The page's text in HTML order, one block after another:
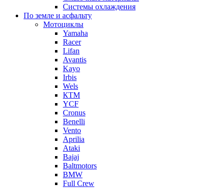
Системы охлаждения
По земле и асфальту
Мотоциклы
Yamaha
Racer
Lifan
Avantis
Kayo
Irbis
Wels
КТМ
YCF
Cronus
Benelli
Vento
Aprilia
Ataki
Bajaj
Baltmotors
BMW
Full Crew